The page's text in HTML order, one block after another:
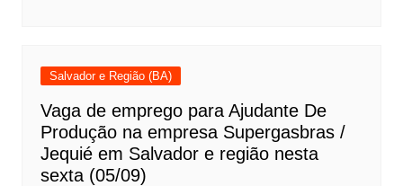
Salvador e Região (BA)
Vaga de emprego para Ajudante De
Produção na empresa Supergasbras /
Jequié em Salvador e região nesta
sexta (05/09)